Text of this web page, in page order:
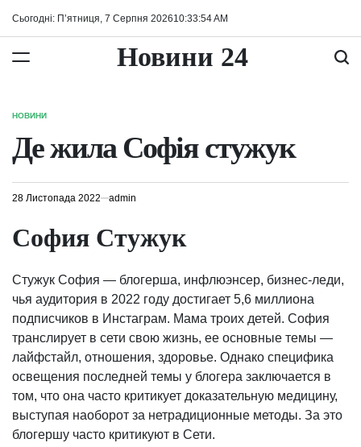
Сьогодні: П’ятниця, 7 Серпня 202610:33:55AM
Новини 24
ОПУБЛІКУВАТИ
НОВИНИ
Де жила Софія стужук
28 Листопада 2022 admin
София Стужук
Стужук София — блогерша, инфлюэнсер, бизнес-леди,
чья аудитория в 2022 году достигает 5,6 миллиона
подписчиков в Инстаграм. Мама троих детей. София
транслирует в сети свою жизнь, ее основные темы —
лайфстайл, отношения, здоровье. Однако специфика
освещения последней темы у блогера заключается в
том, что она часто критикует доказательную медицину,
выступая наоборот за нетрадиционные методы. За это
блогершу часто критикуют в Сети.